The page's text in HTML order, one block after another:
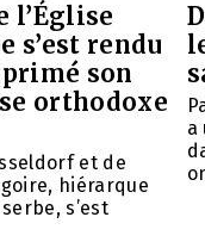
l’Église
s’est rendu
son
orthodoxe
et de
hiérarque
s’est
a